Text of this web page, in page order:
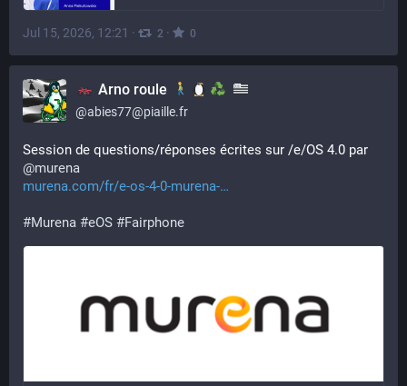
Jul 15, 2026, 12:21 · 2 · 0
Arno roule
@abies77@piaille.fr
@murena
murena.com/fr/e-os-4-0-murena-
#Murena #eOS #Fairphone